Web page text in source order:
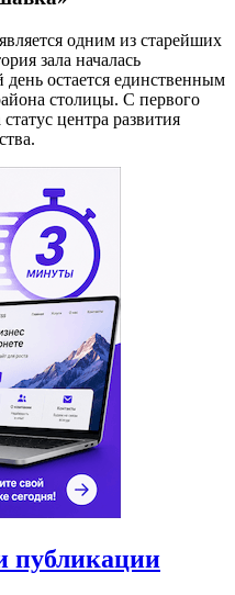
одним из старейших
зала началась
остается единственным
столицы. С первого
центра развития
публикации